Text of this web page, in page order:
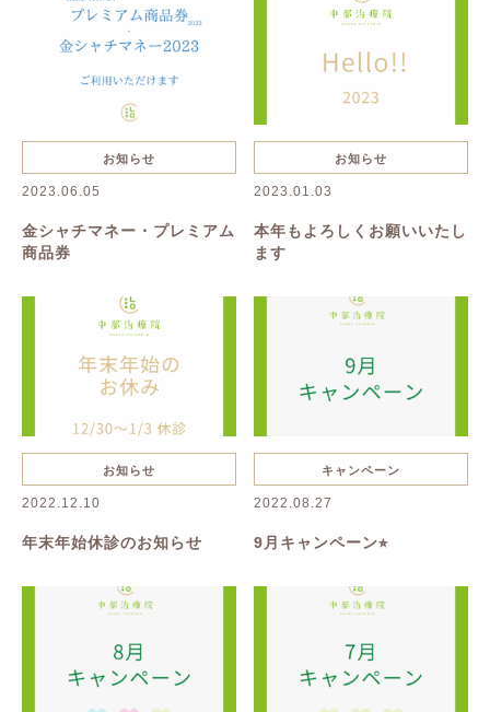
リンパボーラー
リフトアップ
綺麗になりたい
シミ
キャンペーン
お知らせ
2023.06.05
金シャチマネー・プレミアム
商品券
お知らせ
2023.01.03
本年もよろしくお願いいたし
ます
お知らせ
2022.12.10
年末年始休診のお知らせ
キャンペーン
2022.08.27
9月キャンペーン⭐︎